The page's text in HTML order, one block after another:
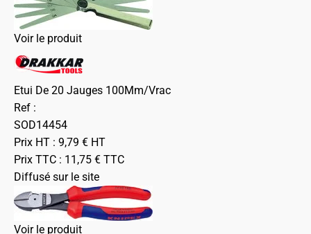
Voir le produit
Etui De 20 Jauges 100Mm/Vrac
Ref :
SOD14454
Prix HT : 9,79 € HT
Prix TTC : 11,75 € TTC
Diffusé sur le site
Voir le produit